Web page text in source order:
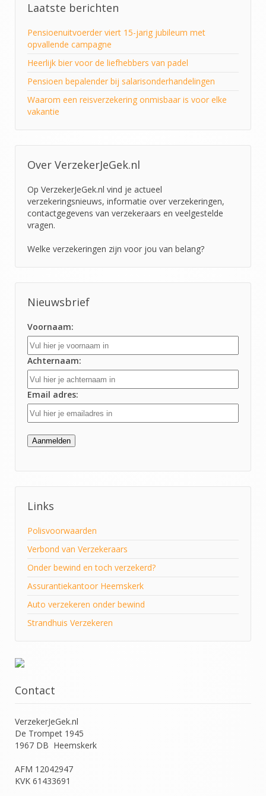
Laatste berichten
Pensioenuitvoerder viert 15-jarig jubileum met
opvallende campagne
Heerlijk bier voor de liefhebbers van padel
Pensioen bepalender bij salarisonderhandelingen
Waarom een reisverzekering onmisbaar is voor elke
vakantie
Over VerzekerJeGek.nl
Op VerzekerJeGek.nl vind je actueel
verzekeringsnieuws, informatie over verzekeringen,
contactgegevens van verzekeraars en veelgestelde
vragen.
Welke verzekeringen zijn voor jou van belang?
Nieuwsbrief
Voornaam:
Achternaam:
Email adres:
Links
Polisvoorwaarden
Verbond van Verzekeraars
Onder bewind en toch verzekerd?
Assurantiekantoor Heemskerk
Auto verzekeren onder bewind
Strandhuis Verzekeren
Contact
VerzekerJeGek.nl
De Trompet 1945
1967 DB Heemskerk
AFM 12042947
KVK 61433691